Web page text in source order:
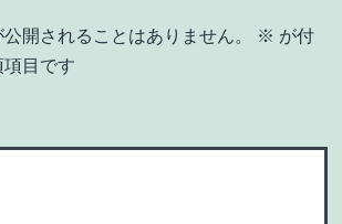
開されることはありません。 ※ が付
目です